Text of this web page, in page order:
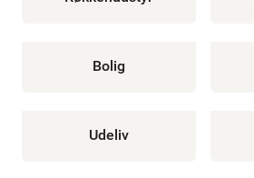
Bolig
Udeliv